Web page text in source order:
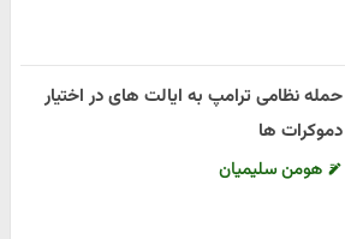
حمله نظامی ترامپ به ایالت های در اختیار
دموکرات ها
هومن سلیمیان